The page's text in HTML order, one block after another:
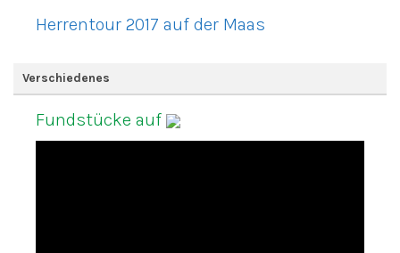
Herrentour 2017 auf der Maas
Verschiedenes
Fundstücke auf